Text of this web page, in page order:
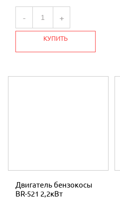
- +
КУПИТЬ
Двигатель бензокосы
BR-521 2,2кВт